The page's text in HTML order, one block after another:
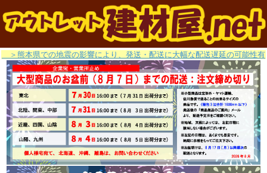
＞熊本県での地震の影響により、発送・配送に大幅な配送遅延の可能性有